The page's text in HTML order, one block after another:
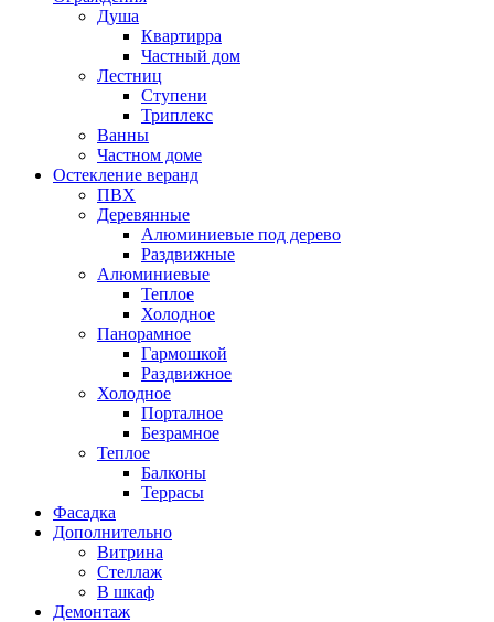
Душа
Квартирра
Частный дом
Лестниц
Ступени
Триплекс
Ванны
Частном доме
Остекление веранд
ПВХ
Деревянные
Алюминиевые под дерево
Раздвижные
Алюминиевые
Теплое
Холодное
Панорамное
Гармошкой
Раздвижное
Холодное
Порталное
Безрамное
Теплое
Балконы
Террасы
Фасадка
Дополнительно
Витрина
Стеллаж
В шкаф
Демонтаж